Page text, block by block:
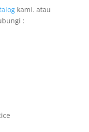
kami. atau
: